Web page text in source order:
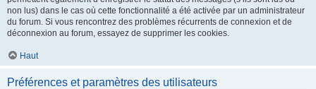
non lus) dans le cas où cette fonctionnalité a été activée par un administrateur
du forum. Si vous rencontrez des problèmes récurrents de connexion et de
déconnexion au forum, essayez de supprimer les cookies.
Haut
Préférences et paramètres des utilisateurs